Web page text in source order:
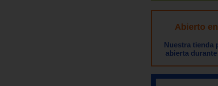
Abierto
Nuestra tienda
abierta